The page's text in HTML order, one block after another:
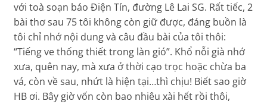
với toà soạn báo Điện Tín, đường Lê Lai SG. Rất tiếc, 2
bài thơ sau 75 tôi không còn giữ được, đáng buồn là
tôi chỉ nhớ nội dung và câu đầu bài của tôi thôi:
“Tiếng ve thống thiết trong làn gió”. Khổ nỗi già nhớ
xưa, quên nay, mà xưa ở thời cạo trọc hoặc chừa ba
vá, còn về sau, nhứt là hiện tại…thì chịu! Biết sao giờ
HB ơi. Bây giờ vốn còn bao nhiêu xài hết rồi thôi,